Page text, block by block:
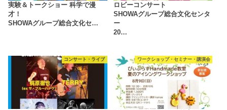
実験＆トークショー 科学で漫
才！
SHOWAグループ総合文化セ…
ロビーコンサート
SHOWAグループ総合文化センタ
ー
20…
コンサート・ライブ ワークショップ・セミナー・講演会